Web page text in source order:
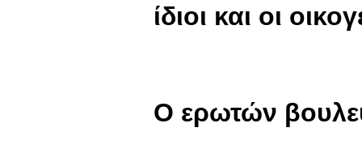
ίδιοι και οι
Ο ερωτών